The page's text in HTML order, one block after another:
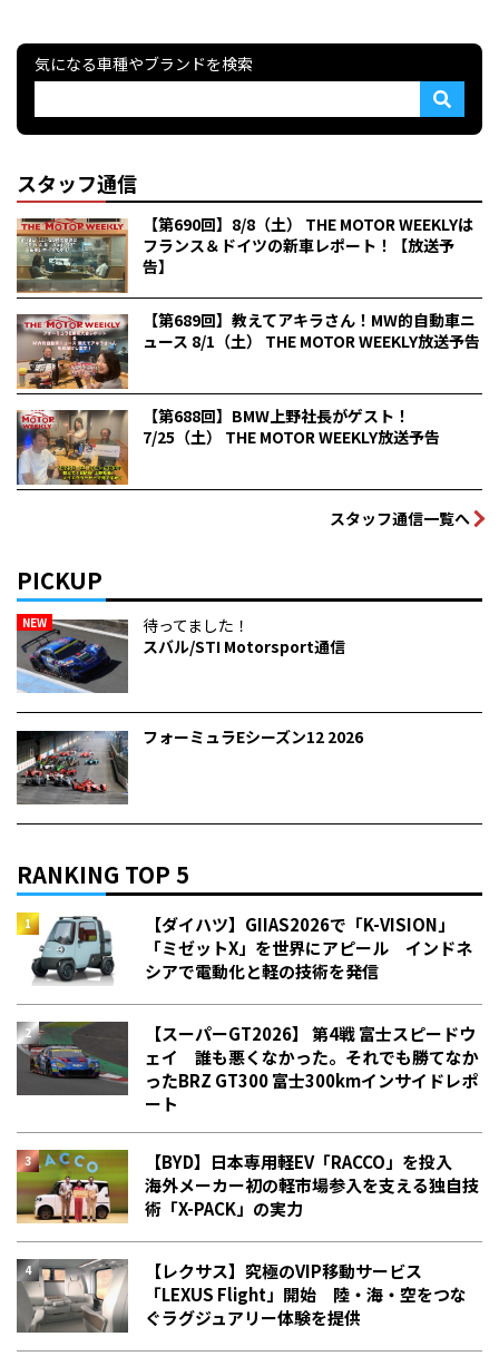
気になる車種やブランドを検索
スタッフ通信
【第690回】8/8（土） THE MOTOR WEEKLYは
フランス＆ドイツの新車レポート！【放送予
告】
【第689回】教えてアキラさん！MW的自動車ニ
ュース 8/1（土） THE MOTOR WEEKLY放送予告
【第688回】BMW上野社長がゲスト！
7/25（土） THE MOTOR WEEKLY放送予告
スタッフ通信一覧へ
PICKUP
NEW
待ってました！
スバル/STI Motorsport通信
フォーミュラEシーズン12 2026
RANKING TOP 5
【ダイハツ】GIIAS2026で「K-VISION」
「ミゼットX」を世界にアピール インドネ
シアで電動化と軽の技術を発信
【スーパーGT2026】 第4戦 富士スピードウ
ェイ 誰も悪くなかった。それでも勝てなか
った――BRZ GT300 富士300kmインサイドレポ
ート
【BYD】日本専用軽EV「RACCO」を投入
海外メーカー初の軽市場参入を支える独自技
術「X-PACK」の実力
【レクサス】究極のVIP移動サービス
「LEXUS Flight」開始 陸・海・空をつな
ぐラグジュアリー体験を提供